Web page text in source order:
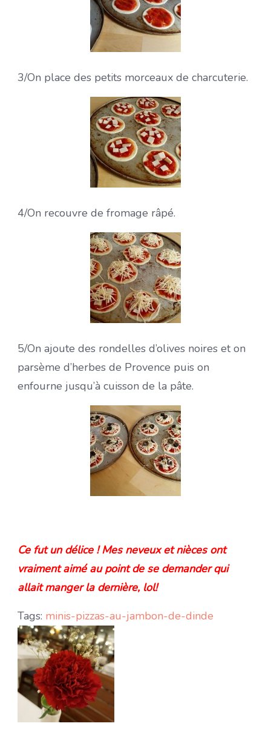
3/On place des petits morceaux de charcuterie.
4/On recouvre de fromage râpé.
5/On ajoute des rondelles d’olives noires et on
parsème d’herbes de Provence puis on
enfourne jusqu’à cuisson de la pâte.
Ce fut un délice ! Mes neveux et nièces ont
vraiment aimé au point de se demander qui
allait manger la dernière, lol!
Tags: minis-pizzas-au-jambon-de-dinde